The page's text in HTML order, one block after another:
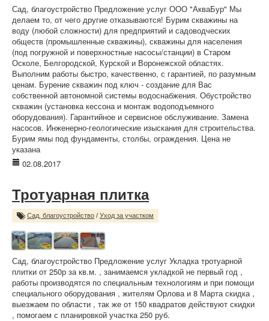
Сад, благоустройство Предложение услуг ООО "АкваБур" Мы
делаем то, от чего другие отказываются! Бурим скважины на
воду (любой сложности) для предприятий и садоводческих
обществ (промышленные скважины), скважины для населения
(под погружной и поверхностные насосы/станции) в Старом
Осколе, Белгородской, Курской и Воронежской областях.
Выполним работы быстро, качественно, с гарантией, по разумным
ценам. Бурение скважин под ключ - создание для Вас
собственной автономной системы водоснабжения. Обустройство
скважин (установка кессона и монтаж водоподъемного
оборудования). Гарантийное и сервисное обслуживание. Замена
насосов. Инженерно-геологические изыскания для строительства.
Бурим ямы под фундаменты, столбы, ограждения. Цена не
указана
02.08.2017
Тротуарная плитка
Сад, благоустройство / Уход за участком
Сад, благоустройство Предложение услуг Укладка тротуарной
плитки от 250р за кв.м. , занимаемся укладкой не первый год ,
работы производятся по специальным технологиям и при помощи
специального оборудования , жителям Орлова и 8 Марта скидка ,
выезжаем по области , так же от 150 квадратов действуют скидки
, помогаем с планировкой участка 250 руб.